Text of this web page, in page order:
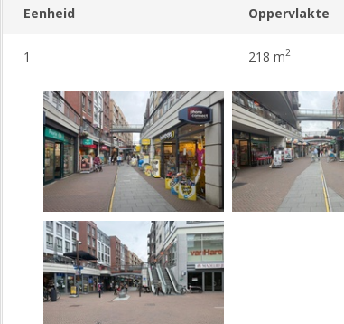
Eenheid Oppervlakte
1 218 m2